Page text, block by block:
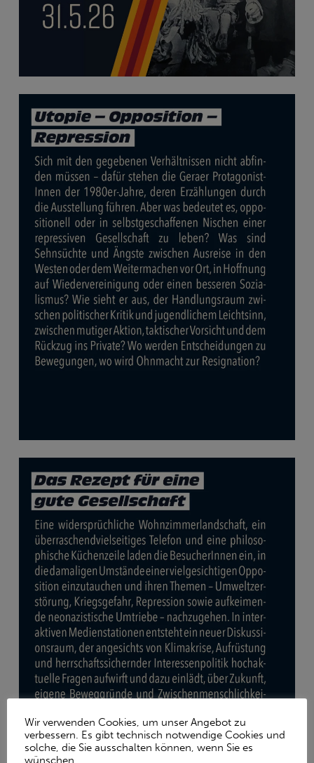
Wir verwenden Cookies, um unser Angebot zu
verbessern. Es gibt technisch notwendige Cookies und
solche, die Sie ausschalten können, wenn Sie es
wünschen.